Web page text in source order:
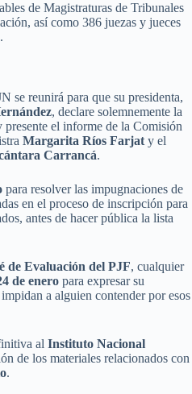
de Magistraturas de Tribunales
así como 386 juezas y jueces
se reunirá para que su presidenta,
, declare solemnemente la
presente el informe de la Comisión
Margarita Ríos Farjat y el
Carrancá.
para resolver las impugnaciones de
en el proceso de inscripción para
antes de hacer pública la lista
de Evaluación del PJF, cualquier
de enero para expresar su
a alguien contender por esos
al Instituto Nacional
de los materiales relacionados con
.